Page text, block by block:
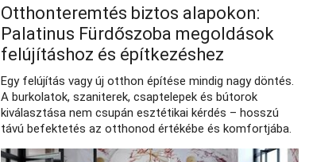
Otthonteremtés biztos alapokon:
Palatinus Fürdőszoba megoldások
felújításhoz és építkezéshez
Egy felújítás vagy új otthon építése mindig nagy döntés.
A burkolatok, szaniterek, csaptelepek és bútorok
kiválasztása nem csupán esztétikai kérdés – hosszú
távú befektetés az otthonod értékébe és komfortjába.